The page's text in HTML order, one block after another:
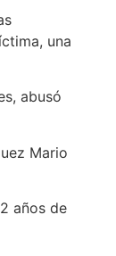
una
abusó
Mario
años de